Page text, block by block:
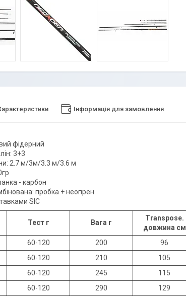
Інформація для замовлення
фідерний
3+3
2.7 м/3м/3.3 м/3.6 м
- карбон
пробка + неопрен
SIC
Тест г Вага г
Transpose.
довжина см
60-120 200
96
60-120 210
105
60-120 245
115
60-120 290 129